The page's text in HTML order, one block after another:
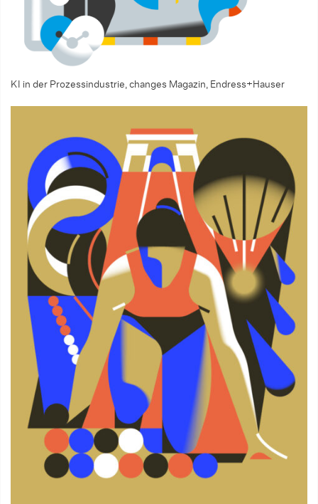
KI in der Prozessindustrie, changes Magazin, Endress+Hauser